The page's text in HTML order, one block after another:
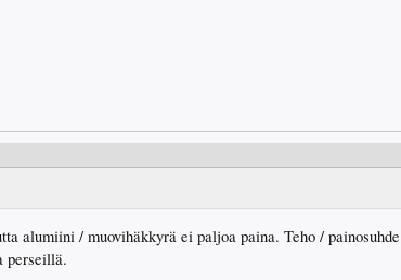
alumiini / muovihäkkyrä ei paljoa paina. Teho /
perseillä.